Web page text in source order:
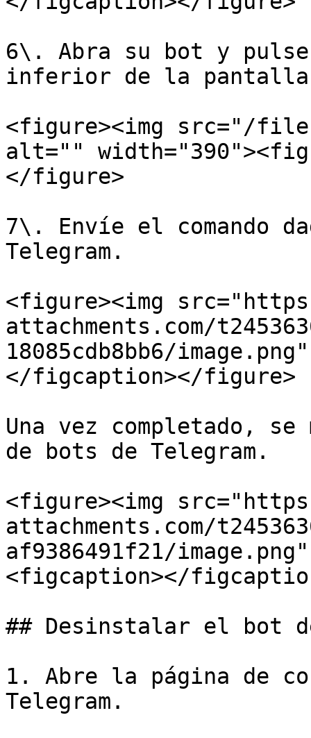
6\. Abra su bot y
inferior de la
<figure><img src="/files/
alt=""
</figure>
7\. Envíe el comando
Telegram.
<figure><img
attachments.com/
18085cdb8bb6/
</figcaption></figure>
Una vez completado,
de bots de Telegram.
<figure><img
attachments.com/
af9386491f21/
<figcaption></
## Desinstalar el bot
1. Abre la página de
Telegram.